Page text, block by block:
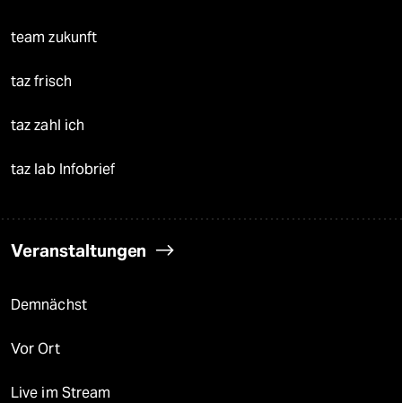
team zukunft
taz frisch
taz zahl ich
taz lab Infobrief
Veranstaltungen
Demnächst
Vor Ort
Live im Stream